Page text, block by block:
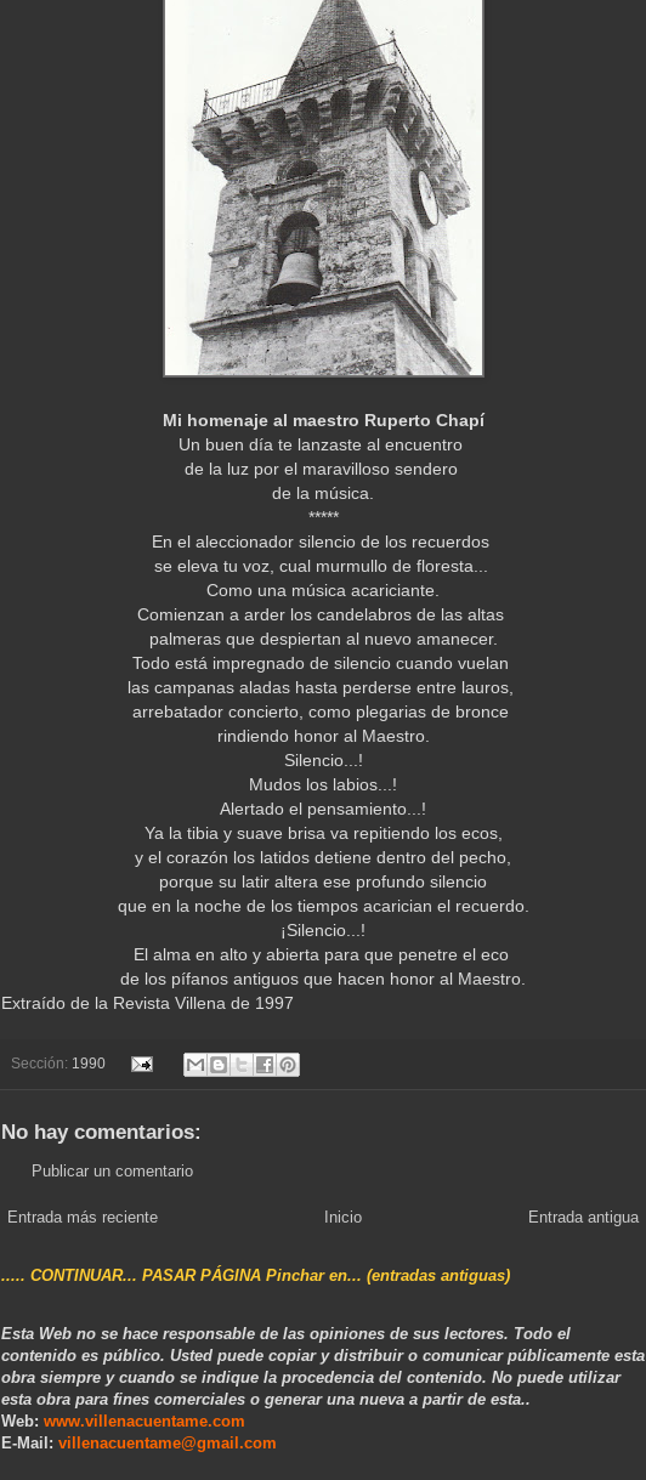
Mi homenaje al maestro Ruperto Chapí
Un buen día te lanzaste al encuentro
de la luz por el maravilloso sendero
de la música.
*****
En el aleccionador silencio de los recuerdos
se eleva tu voz, cual murmullo de floresta...
Como una música acariciante.
Comienzan a arder los candelabros de las altas
palmeras que despiertan al nuevo amanecer.
Todo está impregnado de silencio cuando vuelan
las campanas aladas hasta perderse entre lauros,
arrebatador concierto, como plegarias de bronce
rindiendo honor al Maestro.
Silencio...!
Mudos los labios...!
Alertado el pensamiento...!
Ya la tibia y suave brisa va repitiendo los ecos,
y el corazón los latidos detiene dentro del pecho,
porque su latir altera ese profundo silencio
que en la noche de los tiempos acarician el recuerdo.
¡Silencio...!
El alma en alto y abierta para que penetre el eco
de los pífanos antiguos que hacen honor al Maestro.
Extraído de la Revista Villena de 1997
Sección: 1990
No hay comentarios:
Publicar un comentario
Entrada más reciente Entrada antigua
Inicio
..... CONTINUAR... PASAR PÁGINA Pinchar en... (entradas antiguas)
Esta Web no se hace responsable de las opiniones de sus lectores. Todo el
contenido es público. Usted puede copiar y distribuir o comunicar públicamente esta
obra siempre y cuando se indique la procedencia del contenido. No puede utilizar
esta obra para fines comerciales o generar una nueva a partir de esta..
Web: www.villenacuentame.com
E-Mail: villenacuentame@gmail.com